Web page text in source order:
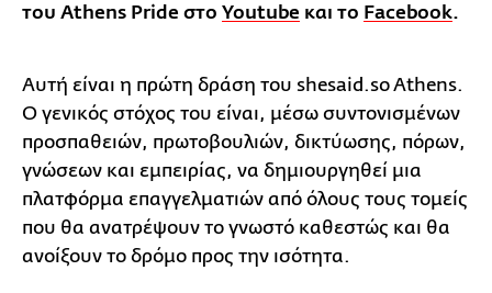
του Athens Pride στο Youtube και το Facebook.
Αυτή είναι η πρώτη δράση του shesaid.so Athens.
Ο γενικός στόχος του είναι, μέσω συντονισμένων
προσπαθειών, πρωτοβουλιών, δικτύωσης, πόρων,
γνώσεων και εμπειρίας, να δημιουργηθεί μια
πλατφόρμα επαγγελματιών από όλους τους τομείς
που θα ανατρέψουν το γνωστό καθεστώς και θα
ανοίξουν το δρόμο προς την ισότητα.